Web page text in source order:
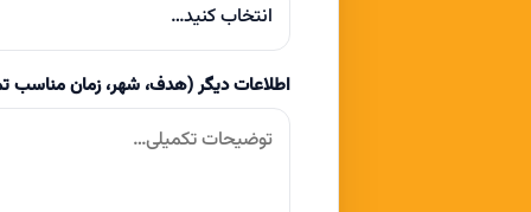
انتخاب کنید…
اطلاعات دیگر (هدف، شهر، زمان